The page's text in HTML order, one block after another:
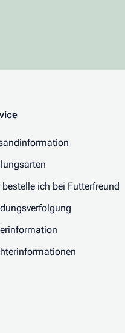
bestelle ich bei Futterfreund